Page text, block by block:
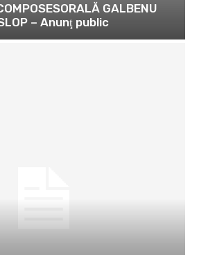
GALBENU
– Anunţ public